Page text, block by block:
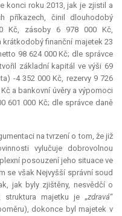
konci roku 2013, jak je zjistil a
příkazech, činil dlouhodobý
Kč, zásoby 6 978 000 Kč,
krátkodobý finanční majetek 23
98 624 000 Kč; dle správce
základní kapitál ve výši 69
-4 352 000 Kč, rezervy 9 726
a bankovní úvěry a výpomoci
601 000 Kč; dle správce daně
na tvrzení o tom, že již
vylučuje dobrovolnou
posouzení jeho situace ve
se však Nejvyšší správní soud
jak byly zjištěny, nesvědčí o
struktura majetku je „zdravá“
dokonce byl majetek v